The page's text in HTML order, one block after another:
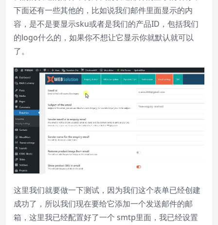
下面还有一些其他的，比如说我们邮件里面显示的内
容，是不是要显示sku或者是我们的产品ID，包括我们
的logo什么的，如果你不想让它显示你就默认就可以
了。
这里我们就要做一下测试，因为我们这个表单已经创建
成功了，所以我们现在要给它添加一个发送邮件的邮
箱，这里我已经配置好了一个 smtp里面，我已经设置